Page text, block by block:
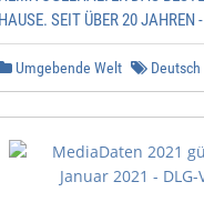
5 mm vom
HAUSE. SEIT ÜBER 20 JAHREN
Umgebende Welt Deutsch